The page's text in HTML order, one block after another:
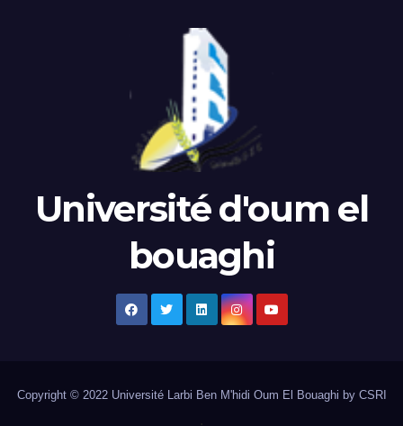
Université d'oum el
bouaghi
Copyright © 2022 Université Larbi Ben M'hidi Oum El Bouaghi by CSRI
.